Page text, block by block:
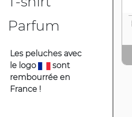
Parfum
Les peluches avec
le logo
sont
rembourrée en
France !